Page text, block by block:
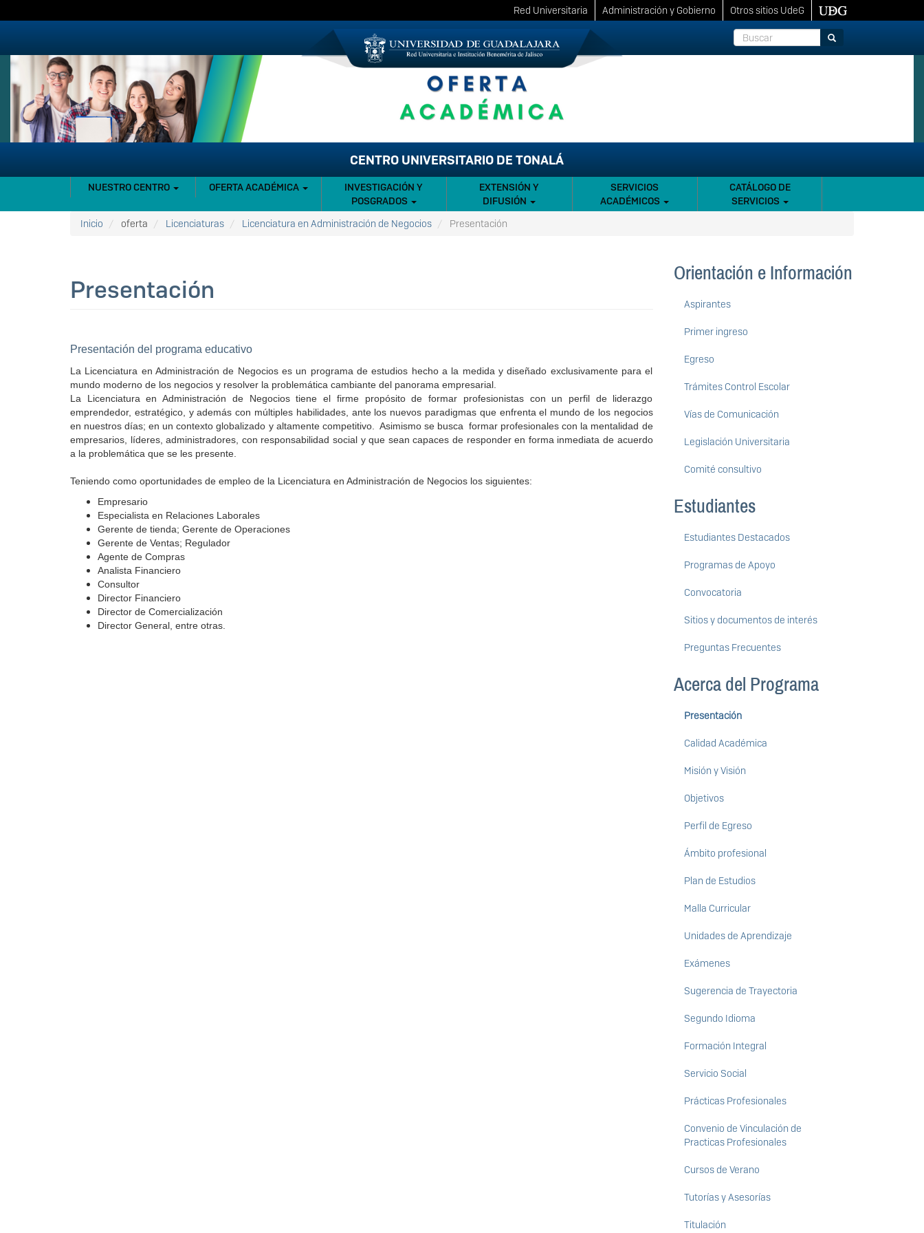
al
Red Universitaria Administración y Gobierno
Otros sitios UdeG
Buscar
Buscar
CENTRO UNIVERSITARIO DE TONALÁ
NAVEGACIÓN
PRINCIPAL
NUESTRO CENTRO OFERTA ACADÉMICA
INVESTIGACIÓN Y
POSGRADOS
EXTENSIÓN Y
DIFUSIÓN
SERVICIOS
ACADÉMICOS
CATÁLOGO DE
SERVICIOS
Inicio
oferta Licenciaturas Licenciatura en Administración de Negocios Presentación
Presentación
Presentación del programa educativo
La Licenciatura en Administración de Negocios es un programa de estudios hecho a la medida y diseñado exclusivamente para el
mundo moderno de los negocios y resolver la problemática cambiante del panorama empresarial.
La Licenciatura en Administración de Negocios tiene el firme propósito de formar profesionistas con un perfil de liderazgo
emprendedor, estratégico, y además con múltiples habilidades, ante los nuevos paradigmas que enfrenta el mundo de los negocios
en nuestros días; en un contexto globalizado y altamente competitivo. Asimismo se busca formar profesionales con la mentalidad de
empresarios, líderes, administradores, con responsabilidad social y que sean capaces de responder en forma inmediata de acuerdo
a la problemática que se les presente.
Teniendo como oportunidades de empleo de la Licenciatura en Administración de Negocios los siguientes:
Empresario
Especialista en Relaciones Laborales
Gerente de tienda; Gerente de Operaciones
Gerente de Ventas; Regulador
Agente de Compras
Analista Financiero
Consultor
Director Financiero
Director de Comercialización
Director General, entre otras.
Orientación e Información
Aspirantes
Primer ingreso
Egreso
Trámites Control Escolar
Vías de Comunicación
Legislación Universitaria
Comité consultivo
Estudiantes
Estudiantes Destacados
Programas de Apoyo
Convocatoria
Sitios y documentos de interés
Preguntas Frecuentes
Acerca del Programa
Presentación
Calidad Académica
Misión y Visión
Objetivos
Perfil de Egreso
Ámbito profesional
Plan de Estudios
Malla Curricular
Unidades de Aprendizaje
Exámenes
Sugerencia de Trayectoria
Segundo Idioma
Formación Integral
Servicio Social
Prácticas Profesionales
Convenio de Vinculación de
Practicas Profesionales
Cursos de Verano
Tutorías y Asesorías
Titulación